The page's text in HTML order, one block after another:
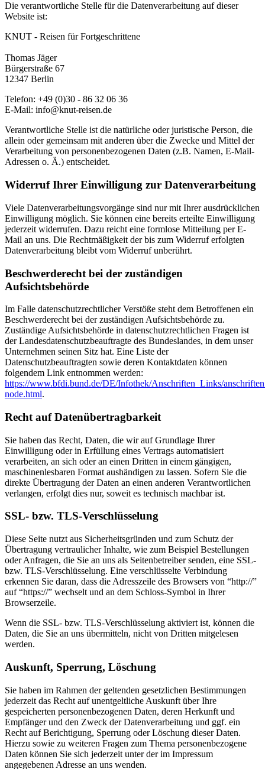
Die verantwortliche Stelle für die Datenverarbeitung auf dieser
Website ist:
KNUT - Reisen für Fortgeschrittene
Thomas Jäger
Bürgerstraße 67
12347 Berlin
Telefon: +49 (0)30 - 86 32 06 36
E-Mail: info@knut-reisen.de
Verantwortliche Stelle ist die natürliche oder juristische Person, die
allein oder gemeinsam mit anderen über die Zwecke und Mittel der
Verarbeitung von personenbezogenen Daten (z.B. Namen, E-Mail-
Adressen o. Ä.) entscheidet.
Widerruf Ihrer Einwilligung zur Datenverarbeitung
Viele Datenverarbeitungsvorgänge sind nur mit Ihrer ausdrücklichen
Einwilligung möglich. Sie können eine bereits erteilte Einwilligung
jederzeit widerrufen. Dazu reicht eine formlose Mitteilung per E-
Mail an uns. Die Rechtmäßigkeit der bis zum Widerruf erfolgten
Datenverarbeitung bleibt vom Widerruf unberührt.
Beschwerderecht bei der zuständigen
Aufsichtsbehörde
Im Falle datenschutzrechtlicher Verstöße steht dem Betroffenen ein
Beschwerderecht bei der zuständigen Aufsichtsbehörde zu.
Zuständige Aufsichtsbehörde in datenschutzrechtlichen Fragen ist
der Landesdatenschutzbeauftragte des Bundeslandes, in dem unser
Unternehmen seinen Sitz hat. Eine Liste der
Datenschutzbeauftragten sowie deren Kontaktdaten können
folgendem Link entnommen werden:
https://www.bfdi.bund.de/DE/Infothek/Anschriften_Links/
node.html.
Recht auf Datenübertragbarkeit
Sie haben das Recht, Daten, die wir auf Grundlage Ihrer
Einwilligung oder in Erfüllung eines Vertrags automatisiert
verarbeiten, an sich oder an einen Dritten in einem gängigen,
maschinenlesbaren Format aushändigen zu lassen. Sofern Sie die
direkte Übertragung der Daten an einen anderen Verantwortlichen
verlangen, erfolgt dies nur, soweit es technisch machbar ist.
SSL- bzw. TLS-Verschlüsselung
Diese Seite nutzt aus Sicherheitsgründen und zum Schutz der
Übertragung vertraulicher Inhalte, wie zum Beispiel Bestellungen
oder Anfragen, die Sie an uns als Seitenbetreiber senden, eine SSL-
bzw. TLS-Verschlüsselung. Eine verschlüsselte Verbindung
erkennen Sie daran, dass die Adresszeile des Browsers von “http://”
auf “https://” wechselt und an dem Schloss-Symbol in Ihrer
Browserzeile.
Wenn die SSL- bzw. TLS-Verschlüsselung aktiviert ist, können die
Daten, die Sie an uns übermitteln, nicht von Dritten mitgelesen
werden.
Auskunft, Sperrung, Löschung
Sie haben im Rahmen der geltenden gesetzlichen Bestimmungen
jederzeit das Recht auf unentgeltliche Auskunft über Ihre
gespeicherten personenbezogenen Daten, deren Herkunft und
Empfänger und den Zweck der Datenverarbeitung und ggf. ein
Recht auf Berichtigung, Sperrung oder Löschung dieser Daten.
Hierzu sowie zu weiteren Fragen zum Thema personenbezogene
Daten können Sie sich jederzeit unter der im Impressum
angegebenen Adresse an uns wenden.